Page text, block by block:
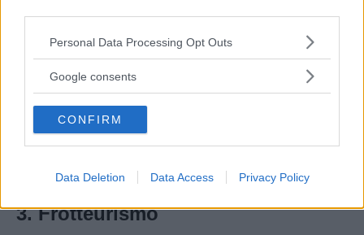
Please note that this website/app uses one or more Google
not limited to your visit or usage behaviour. You may click to
use your data for below specified purposes in below Google
consent section.
Personal Data Processing Opt Outs
Google consents
CONFIRM
Data Deletion Data Access Privacy Policy
Vi Raccomandiamo...
pratica molto diffusa
3. Frotteurismo